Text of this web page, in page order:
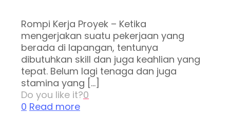
Rompi Kerja Proyek – Ketika
mengerjakan suatu pekerjaan yang
berada di lapangan, tentunya
dibutuhkan skill dan juga keahlian yang
tepat. Belum lagi tenaga dan juga
stamina yang […]
Do you like it?0
0 Read more